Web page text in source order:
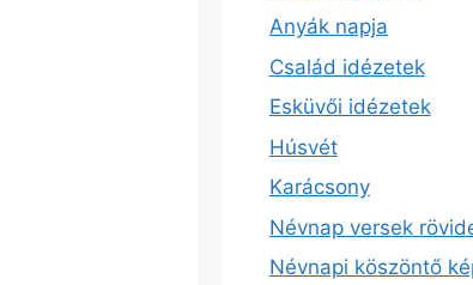
Anyák napja
Család idézetek
Esküvői idézetek
Húsvét
Karácsony
Névnap versek
Névnapi köszöntő